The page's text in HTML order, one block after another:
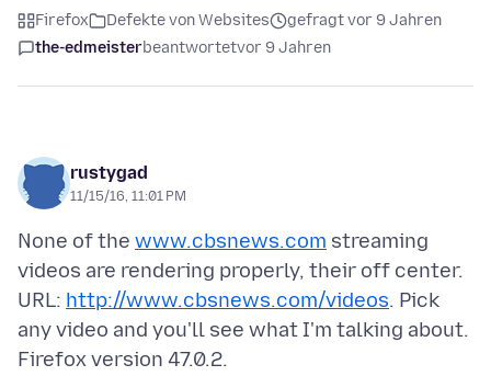
Firefox Defekte von Websites
gefragt vor 9 Jahren
the-edmeisterbeantwortetvor 9 Jahren
rustygad
11/15/16, 11:01 PM
None of the www.cbsnews.com streaming
videos are rendering properly, their off center.
URL: http://www.cbsnews.com/videos. Pick
any video and you'll see what I'm talking about.